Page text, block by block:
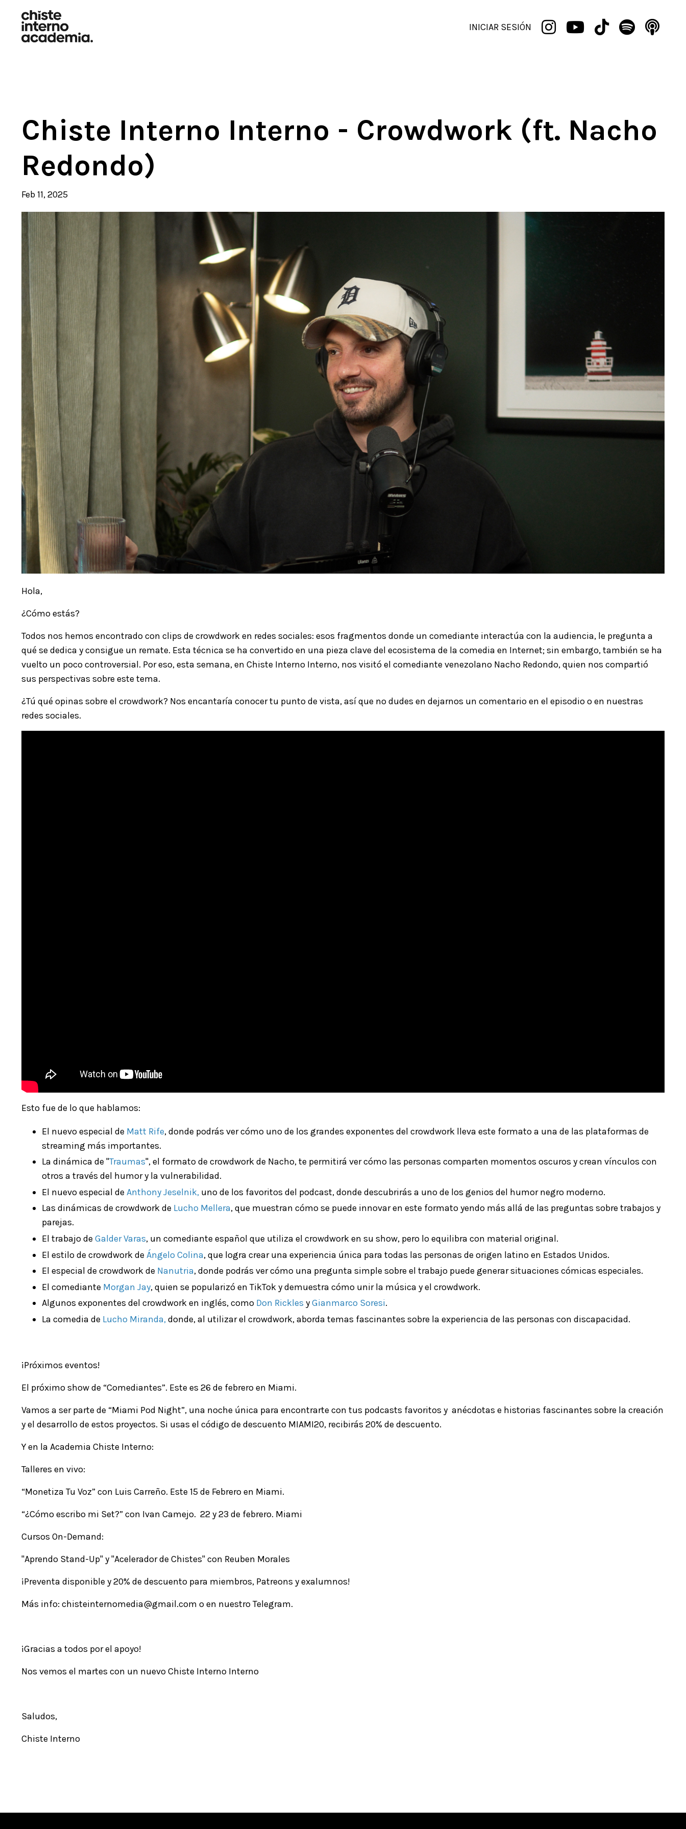
INICIAR SESIÓN
Chiste Interno Interno - Crowdwork (ft. Nacho
Redondo)
Feb 11, 2025
Hola,
¿Cómo estás?
Todos nos hemos encontrado con clips de crowdwork en redes sociales: esos fragmentos donde un comediante interactúa con la audiencia, le pregunta a
qué se dedica y consigue un remate. Esta técnica se ha convertido en una pieza clave del ecosistema de la comedia en Internet; sin embargo, también se ha
vuelto un poco controversial. Por eso, esta semana, en Chiste Interno Interno, nos visitó el comediante venezolano Nacho Redondo, quien nos compartió
sus perspectivas sobre este tema.
¿Tú qué opinas sobre el crowdwork? Nos encantaría conocer tu punto de vista, así que no dudes en dejarnos un comentario en el episodio o en nuestras
redes sociales.
Esto fue de lo que hablamos:
El nuevo especial de Matt Rife, donde podrás ver cómo uno de los grandes exponentes del crowdwork lleva este formato a una de las plataformas de
streaming más importantes.
La dinámica de "Traumas", el formato de crowdwork de Nacho, te permitirá ver cómo las personas comparten momentos oscuros y crean vínculos con
otros a través del humor y la vulnerabilidad.
El nuevo especial de Anthony Jeselnik, uno de los favoritos del podcast, donde descubrirás a uno de los genios del humor negro moderno.
Las dinámicas de crowdwork de Lucho Mellera, que muestran cómo se puede innovar en este formato yendo más allá de las preguntas sobre trabajos y
parejas.
El trabajo de Galder Varas, un comediante español que utiliza el crowdwork en su show, pero lo equilibra con material original.
El estilo de crowdwork de Ángelo Colina, que logra crear una experiencia única para todas las personas de origen latino en Estados Unidos.
El especial de crowdwork de Nanutria, donde podrás ver cómo una pregunta simple sobre el trabajo puede generar situaciones cómicas especiales.
El comediante Morgan Jay, quien se popularizó en TikTok y demuestra cómo unir la música y el crowdwork.
Algunos exponentes del crowdwork en inglés, como Don Rickles yGianmarco Soresi.
La comedia de Lucho Miranda,donde, al utilizar el crowdwork, aborda temas fascinantes sobre la experiencia de las personas con discapacidad.
¡Próximos eventos!
El próximo show de “Comediantes”. Este es 26 de febrero en Miami.
Vamos a ser parte de “Miami Pod Night”, una noche única para encontrarte con tus podcasts favoritos y anécdotas e historias fascinantes sobre la creación
y el desarrollo de estos proyectos. Si usas el código de descuento MIAMI20, recibirás 20% de descuento.
Y en la Academia Chiste Interno:
Talleres en vivo:
“Monetiza Tu Voz” con Luis Carreño. Este 15 de Febrero en Miami.
“¿Cómo escribo mi Set?” con Ivan Camejo. 22 y 23 de febrero. Miami
Cursos On-Demand:
"Aprendo Stand-Up" y "Acelerador de Chistes" con Reuben Morales
¡Preventa disponible y 20% de descuento para miembros, Patreons y exalumnos!
Más info: chisteinternomedia@gmail.com o en nuestro Telegram.
¡Gracias a todos por el apoyo!
Nos vemos el martes con un nuevo Chiste Interno Interno
Saludos,
Chiste Interno